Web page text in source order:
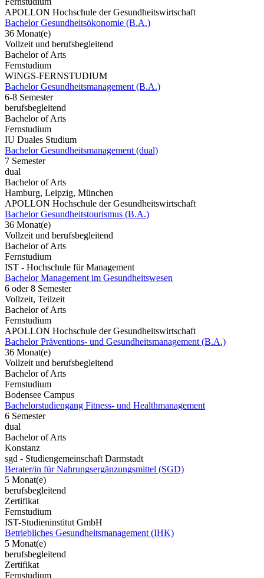
APOLLON Hochschule der Gesundheitswirtschaft
Bachelor Gesundheitsökonomie (B.A.)
36 Monat(e)
Vollzeit und berufsbegleitend
Bachelor of Arts
Fernstudium
WINGS-FERNSTUDIUM
Bachelor Gesundheitsmanagement (B.A.)
6-8 Semester
berufsbegleitend
Bachelor of Arts
Fernstudium
IU Duales Studium
Bachelor Gesundheitsmanagement (dual)
7 Semester
dual
Bachelor of Arts
Hamburg, Leipzig, München
APOLLON Hochschule der Gesundheitswirtschaft
Bachelor Gesundheitstourismus (B.A.)
36 Monat(e)
Vollzeit und berufsbegleitend
Bachelor of Arts
Fernstudium
IST - Hochschule für Management
Bachelor Management im Gesundheitswesen
6 oder 8 Semester
Vollzeit, Teilzeit
Bachelor of Arts
Fernstudium
APOLLON Hochschule der Gesundheitswirtschaft
Bachelor Präventions- und Gesundheitsmanagement (B.A.)
36 Monat(e)
Vollzeit und berufsbegleitend
Bachelor of Arts
Fernstudium
Bodensee Campus
Bachelorstudiengang Fitness- und Healthmanagement
6 Semester
dual
Bachelor of Arts
Konstanz
sgd - Studiengemeinschaft Darmstadt
Berater/in für Nahrungsergänzungsmittel (SGD)
5 Monat(e)
berufsbegleitend
Zertifikat
Fernstudium
IST-Studieninstitut GmbH
Betriebliches Gesundheitsmanagement (IHK)
5 Monat(e)
berufsbegleitend
Zertifikat
Fernstudium